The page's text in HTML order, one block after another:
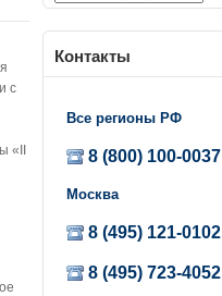
с
«II
Контакты
Все регионы РФ
8 (800) 100-0037
Москва
8 (495) 121-0102
8 (495) 723-4052